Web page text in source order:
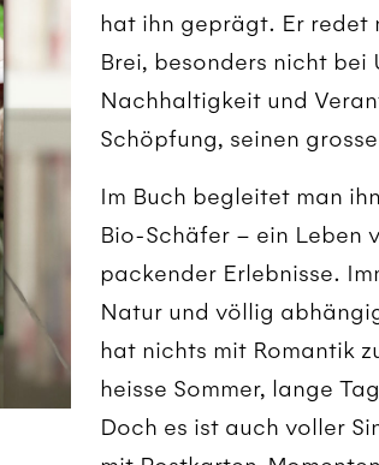
hat ihn geprägt. Er redet
Brei, besonders nicht bei
Nachhaltigkeit und
Schöpfung, seinen
Im Buch begleitet man
Bio-Schäfer – ein Leben
packender Erlebnisse.
Natur und völlig
hat nichts mit Romantik
heisse Sommer, lange
Doch es ist auch voller